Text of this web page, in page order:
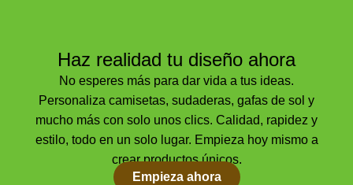
Haz realidad tu diseño ahora
No esperes más para dar vida a tus ideas.
Personaliza camisetas, sudaderas, gafas de sol y
mucho más con solo unos clics. Calidad, rapidez y
estilo, todo en un solo lugar. Empieza hoy mismo a
crear productos únicos.
Empieza ahora